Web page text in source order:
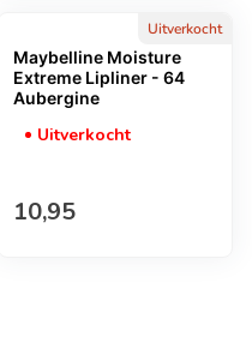
Uitverkocht
Maybelline Moisture
Extreme Lipliner - 64
Aubergine
Uitverkocht
Normale prijs
10,95